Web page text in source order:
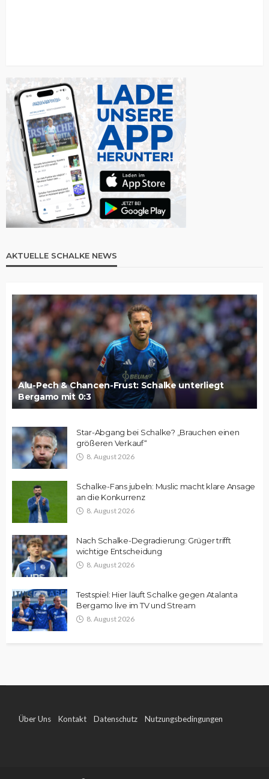
AKTUELLE SCHALKE NEWS
Alu-Pech & Chancen-Frust: Schalke unterliegt
Bergamo mit 0:3
Star-Abgang bei Schalke? „Brauchen einen
größeren Verkauf“
8. August 2026
Schalke-Fans jubeln: Muslic macht klare Ansage
an die Konkurrenz
8. August 2026
Nach Schalke-Degradierung: Grüger trifft
wichtige Entscheidung
8. August 2026
Testspiel: Hier läuft Schalke gegen Atalanta
Bergamo live im TV und Stream
8. August 2026
Über Uns Kontakt Datenschutz Nutzungsbedingungen